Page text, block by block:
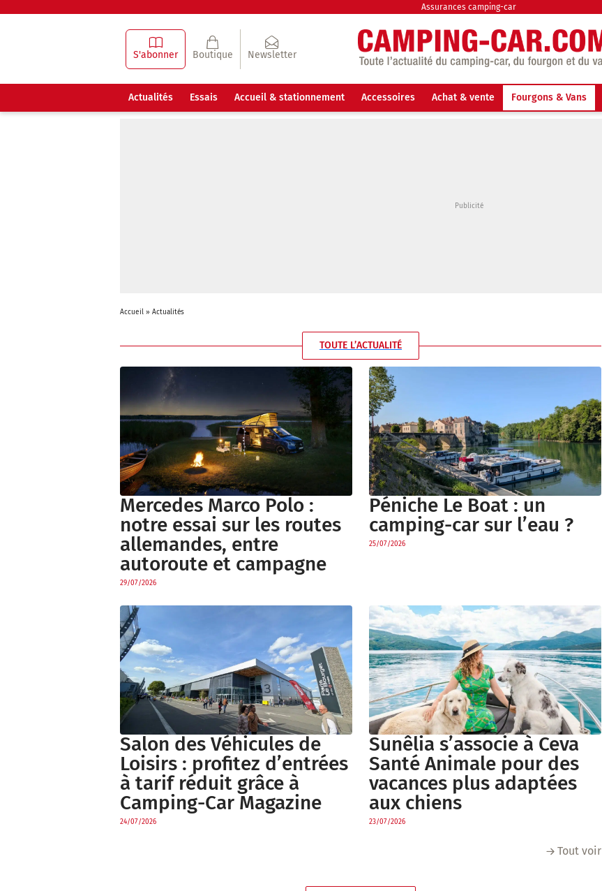
Assurances camping-car
S'abonner Boutique Newsletter
Actualités Essais Accueil & stationnement Accessoires Achat & vente Fourgons & Vans
Accueil» Actualités
TOUTE L’ACTUALITÉ
Mercedes Marco Polo :
notre essai sur les routes
allemandes, entre
autoroute et campagne
29/07/2026
Péniche Le Boat : un
camping-car sur l’eau ?
25/07/2026
Salon des Véhicules de
Loisirs : profitez d’entrées
à tarif réduit grâce à
Camping-Car Magazine
24/07/2026
Sunêlia s’associe à Ceva
Santé Animale pour des
vacances plus adaptées
aux chiens
23/07/2026
Tout voir